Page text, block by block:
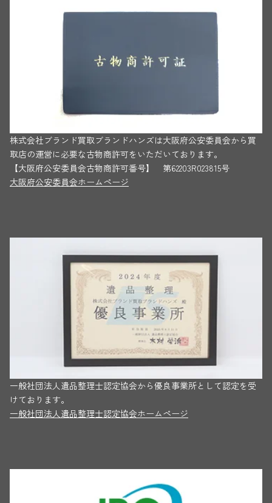
株式会社ブランド買取ブランドハンズは大阪府公安委員会から買
取店の運営に必要な古物商許可をいただいております。
【大阪府公安委員会古物商許可番号】 第62203R023815号
大阪府公安委員会ホームページ
一般社団法人遺品整理士認定協会から優良事業所として認定を受
けております。
一般社団法人遺品整理士認定協会ホームページ